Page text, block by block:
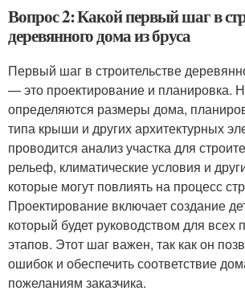
Вопрос 2: Какой первый шаг в
деревянного дома из бруса
Первый шаг в строительстве
— это проектирование и планировка.
определяются размеры дома,
типа крыши и других архитектурных
проводится анализ участка для
рельеф, климатические условия и
которые могут повлиять на процесс
Проектирование включает создание
который будет руководством для
этапов. Этот шаг важен, так как он
ошибок и обеспечить соответствие
пожеланиям заказчика.